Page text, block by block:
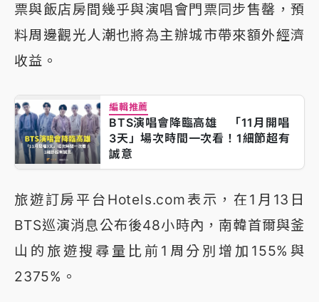
票與飯店房間幾乎與演唱會門票同步售罄，預
料周邊觀光人潮也將為主辦城市帶來額外經濟
收益。
編輯推薦
BTS演唱會降臨高雄 「11月開唱
3天」場次時間一次看！1細節超有
誠意
旅遊訂房平台Hotels.com表示，在1月13日
BTS巡演消息公布後48小時內，南韓首爾與釜
山的旅遊搜尋量比前1周分別增加155%與
2375%。